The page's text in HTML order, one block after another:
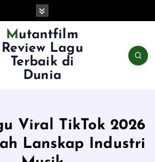
Mutantfilm
Review Lagu
Terbaik di
Dunia
Viral TikTok 2026
Lanskap Industri